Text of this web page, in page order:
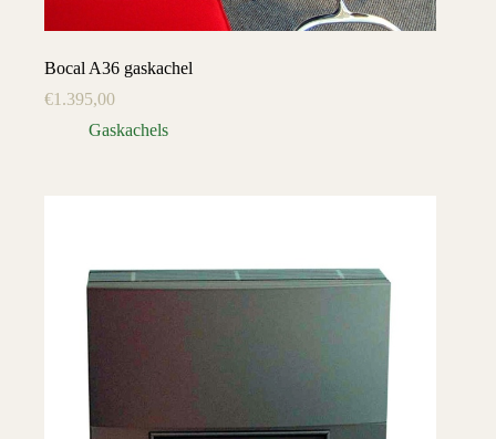
Bocal A36 gaskachel
€1.395,00
Gaskachels